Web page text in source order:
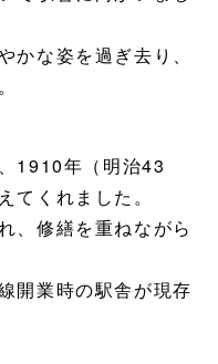
かな姿を過ぎ去り、
1910年（明治43
てくれました。
、修繕を重ねながら
開業時の駅舎が現存